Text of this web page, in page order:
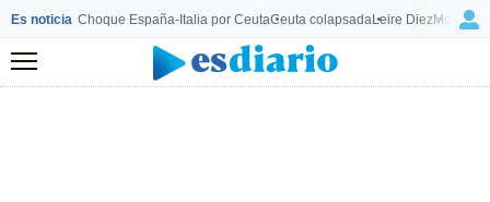
Es noticia Choque España-Italia por CeutaCeuta colapsadaLeire Diez
Menú